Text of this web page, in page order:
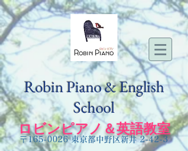
Robin Piano & English
School
ロビンピアノ＆英語教室
〒165-0026 東京都中野区新井 2-42-3